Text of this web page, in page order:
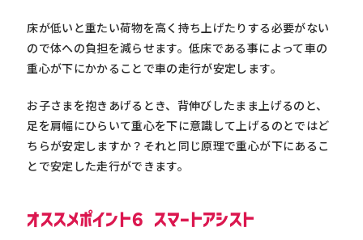
床が低いと重たい荷物を高く持ち上げたりする必要がない
ので体への負担を減らせます。低床である事によって車の
重心が下にかかることで車の走行が安定します。
お子さまを抱きあげるとき、背伸びしたまま上げるのと、
足を肩幅にひらいて重心を下に意識して上げるのとではど
ちらが安定しますか？それと同じ原理で重心が下にあるこ
とで安定した走行ができます。
オススメポイント６ スマートアシスト